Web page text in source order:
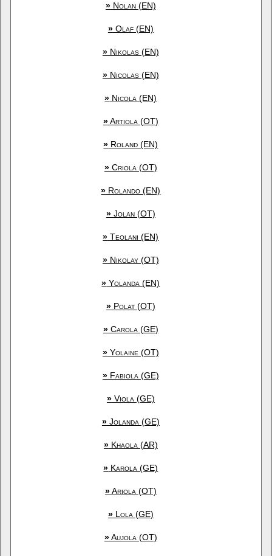
»Nolan (EN)
»Olaf (EN)
»Nikolas (EN)
»Nicolas (EN)
» Nicola (EN)
»Artiola (OT)
» Roland (EN)
»Criola (OT)
» Rolando (EN)
»Jolan (OT)
» Teolani (EN)
»Nikolay (OT)
» Yolanda (EN)
»Polat (OT)
»Carola (GE)
»Yolaine (OT)
»Fabiola (GE)
»Viola (GE)
»Jolanda (GE)
»Khaola (AR)
» Karola (GE)
»Ariola (OT)
»Lola (GE)
»Aujola (OT)